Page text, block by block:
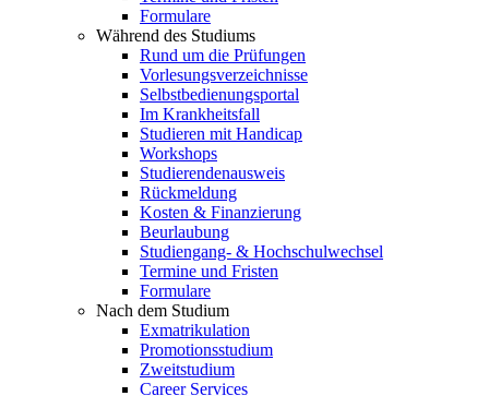
Formulare
Während des Studiums
Rund um die Prüfungen
Vorlesungsverzeichnisse
Selbstbedienungsportal
Im Krankheitsfall
Studieren mit Handicap
Workshops
Studierendenausweis
Rückmeldung
Kosten & Finanzierung
Beurlaubung
Studiengang- & Hochschulwechsel
Termine und Fristen
Formulare
Nach dem Studium
Exmatrikulation
Promotionsstudium
Zweitstudium
Career Services